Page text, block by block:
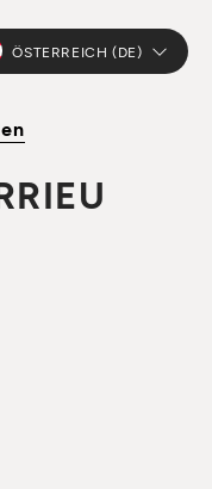
ÖSTERREICH (DE)